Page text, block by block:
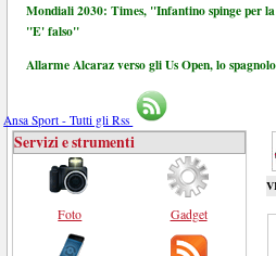
Mondiali 2030: Times, "Infantino spinge per
"E' falso"
Allarme Alcaraz verso gli Us Open, lo
Ansa Sport - Tutti gli Rss
Servizi e strumenti
Foto Gadget